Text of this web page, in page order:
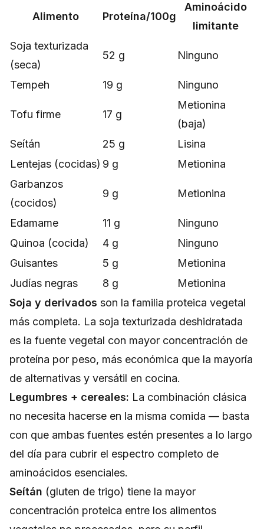
Alimento Proteína/100g
Aminoácido
limitante
Soja texturizada
(seca)
52 g Ninguno
Tempeh 19 g Ninguno
Tofu firme 17 g
Metionina
(baja)
Seítán
25 g
Lisina
Lentejas (cocidas) 9 g
Metionina
Garbanzos
(cocidos)
9 g Metionina
Edamame 11 g
Ninguno
Quinoa (cocida)
4 g
Ninguno
Guisantes
5 g
Metionina
Judías negras
8 g
Metionina
Soja y derivados son la familia proteica vegetal
más completa. La soja texturizada deshidratada
es la fuente vegetal con mayor concentración de
proteína por peso, más económica que la mayoría
de alternativas y versátil en cocina.
Legumbres + cereales: La combinación clásica
no necesita hacerse en la misma comida — basta
con que ambas fuentes estén presentes a lo largo
del día para cubrir el espectro completo de
aminoácidos esenciales.
Seítán (gluten de trigo) tiene la mayor
concentración proteica entre los alimentos